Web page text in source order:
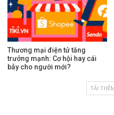
Thương mại điện tử tăng
trưởng mạnh: Cơ hội hay cái
bẫy cho người mới?
TẢI